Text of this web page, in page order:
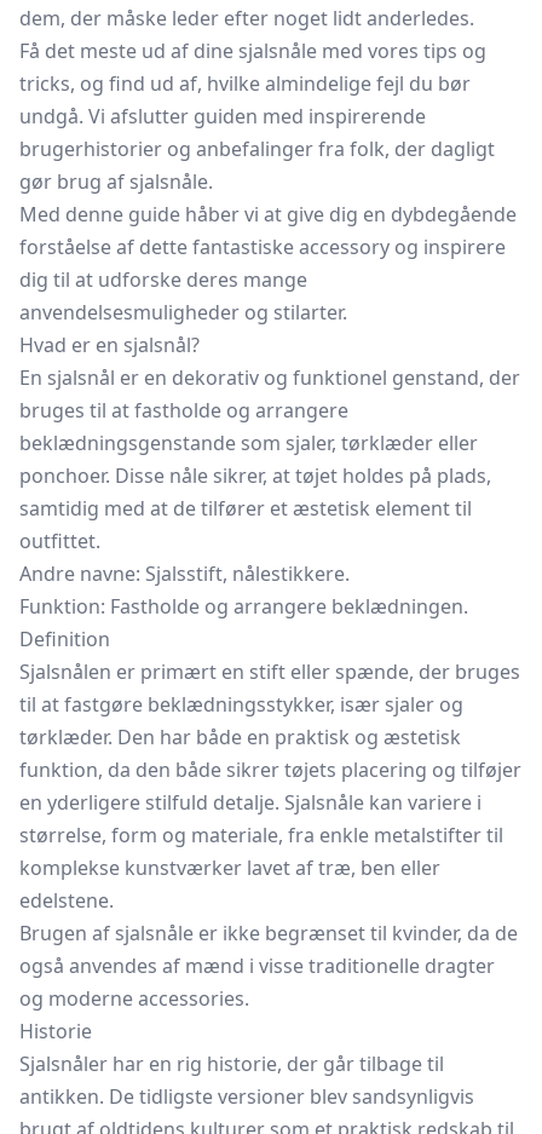
dem, der måske leder efter noget lidt anderledes.
Få det meste ud af dine sjalsnåle med vores tips og
tricks, og find ud af, hvilke almindelige fejl du bør
undgå. Vi afslutter guiden med inspirerende
brugerhistorier og anbefalinger fra folk, der dagligt
gør brug af sjalsnåle.
Med denne guide håber vi at give dig en dybdegående
forståelse af dette fantastiske accessory og inspirere
dig til at udforske deres mange
anvendelsesmuligheder og stilarter.
Hvad er en sjalsnål?
En sjalsnål er en dekorativ og funktionel genstand, der
bruges til at fastholde og arrangere
beklædningsgenstande som sjaler, tørklæder eller
ponchoer. Disse nåle sikrer, at tøjet holdes på plads,
samtidig med at de tilfører et æstetisk element til
outfittet.
Andre navne: Sjalsstift, nålestikkere.
Funktion: Fastholde og arrangere beklædningen.
Definition
Sjalsnålen er primært en stift eller spænde, der bruges
til at fastgøre beklædningsstykker, især sjaler og
tørklæder. Den har både en praktisk og æstetisk
funktion, da den både sikrer tøjets placering og tilføjer
en yderligere stilfuld detalje. Sjalsnåle kan variere i
størrelse, form og materiale, fra enkle metalstifter til
komplekse kunstværker lavet af træ, ben eller
edelstene.
Brugen af sjalsnåle er ikke begrænset til kvinder, da de
også anvendes af mænd i visse traditionelle dragter
og moderne accessories.
Historie
Sjalsnåler har en rig historie, der går tilbage til
antikken. De tidligste versioner blev sandsynligvis